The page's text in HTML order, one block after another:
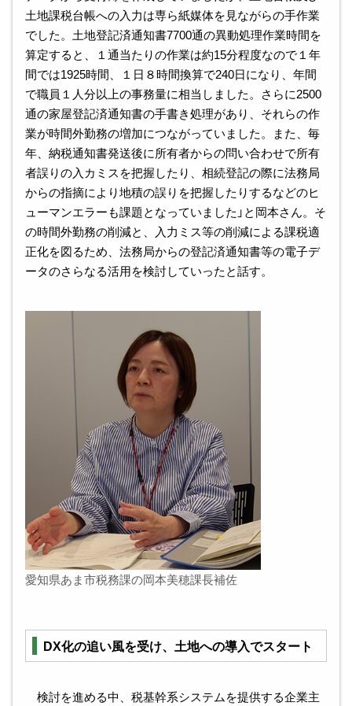
土地課税台帳への入力は専ら紙媒体を見ながらの手作業
でした。土地登記済通知書7700通の異動処理作業時間を
算定すると、１通当たりの作業は約15分程度なので１年
間では1925時間、１日８時間換算で240日になり、年間
で職員１人分以上の事務量に相当しました。さらに2500
通の家屋登記済通知書の手書き処理があり、それらの作
業が時間外勤務の増加につながっていました。また、毎
年、納税通知書発送後に所有者からの問い合わせで所有
者誤りの入カミスを把握したり、相続登記の際に法務局
からの指摘により地積の誤りを把握したりするなどのヒ
ューマンエラーも課題となっていました」と岡本さん。そ
の時間外勤務の削減と、入力ミス等の削減による課税適
正化を図るため、法務局からの登記済通知書等の電子デ
ータのさらなる活用を検討していったと話す。
愛知県あま市税務課の岡本美穂課長補佐
DX化の追い風を受け、土地への導入でスタート
検討を進める中、税基幹系システムを提供する企業主